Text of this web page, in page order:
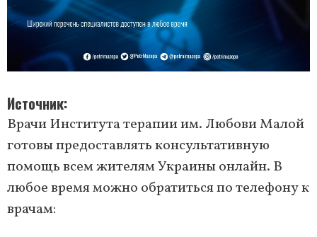
Источник
Врачи Института терапии им. Любови Малой
готовы предоставлять консультативную
помощь всем жителям Украины онлайн. В
любое время можно обратиться по телефону к
врачам: